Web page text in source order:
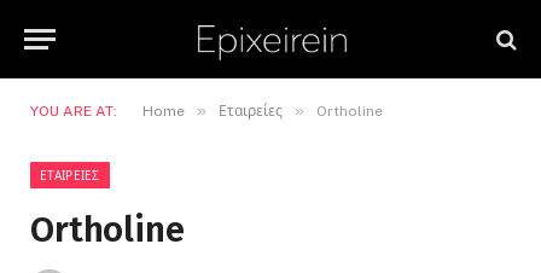
YOU ARE AT: Home » Εταιρείες » Ortholine
ΕΤΑΙΡΕΊΕΣ
Ortholine